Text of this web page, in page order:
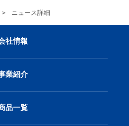
> ニュース詳細
社情報
業紹介
品一覧